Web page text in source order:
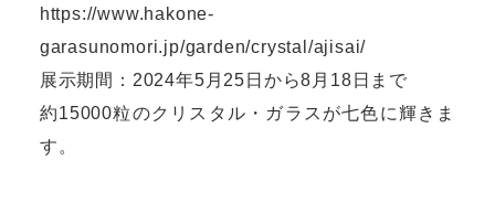
https://www.hakone-
garasunomori.jp/garden/crystal/ajisai/
展示期間：2024年5月25日から8月18日まで
約15000粒のクリスタル・ガラスが七色に輝きま
す。